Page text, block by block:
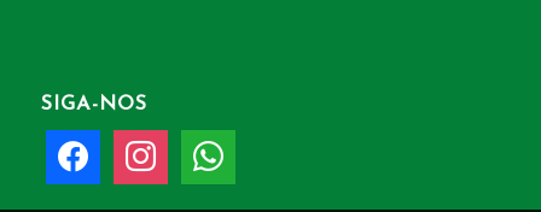
SIGA-NOS
facebook instagram whatsapp